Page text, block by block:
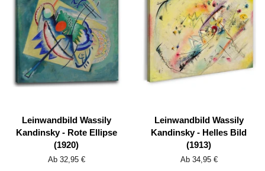
Leinwandbild Wassily
Kandinsky - Rote Ellipse
(1920)
Ab 32,95 €
Leinwandbild Wassily
Kandinsky - Helles Bild
(1913)
Ab 34,95 €